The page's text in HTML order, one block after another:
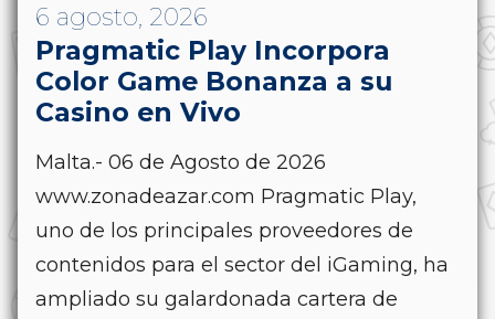
6 agosto, 2026
Pragmatic Play Incorpora
Color Game Bonanza a su
Casino en Vivo
Malta.- 06 de Agosto de 2026
www.zonadeazar.com Pragmatic Play,
uno de los principales proveedores de
contenidos para el sector del iGaming, ha
ampliado su galardonada cartera de